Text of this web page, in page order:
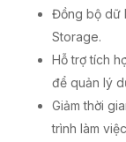
Đồng bộ dữ
Storage.
Hỗ trợ tích
để quản lý
Giảm thời
trình làm